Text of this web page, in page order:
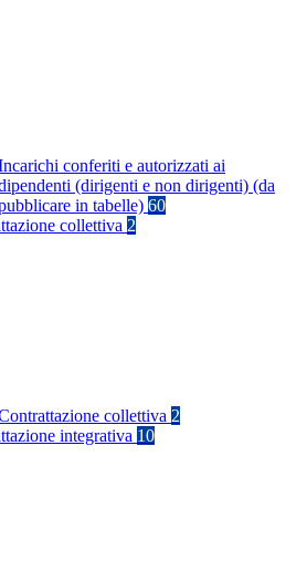
conferiti e autorizzati ai
(dirigenti e non dirigenti) (da
in tabelle) 60
collettiva 2
collettiva 2
integrativa 10